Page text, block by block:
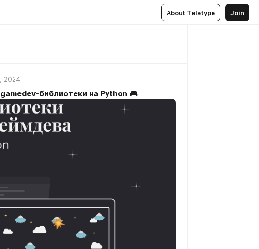
About Teletype Join
2024
библиотеки на Python 🎮